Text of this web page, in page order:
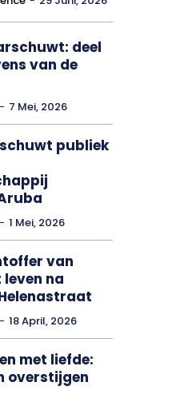
deel
van de
- 7 Mei, 2026
publiek
- 1 Mei, 2026
van
na
- 18 April, 2026
met liefde:
overstijgen